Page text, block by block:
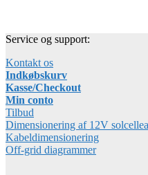
Service og support:
Kontakt os
Indkøbskurv
Kasse/Checkout
Min conto
Tilbud
Dimensionering af 12V
Kabeldimensionering
Off-grid diagrammer